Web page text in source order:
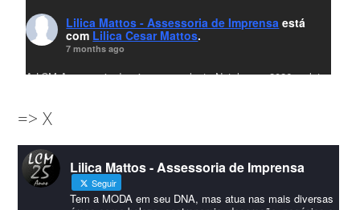
Lilica Mattos - Assessoria de Imprensa está
com Lilica Cesar Mattos.
7 months ago
A LCM Assessoria deseja um excelente Natal e um 2026 repleto
amigos que sempre nos acompanham!🎄✨🥂❤️
#lcmassessoriassessoria#natal #merrychristmas #felizanonovo
#HappyNewYear
Foto
=> X
Lilica Mattos - Assessoria de Imprensa
Seguir
Tem a MODA em seu DNA, mas atua nas mais diversas